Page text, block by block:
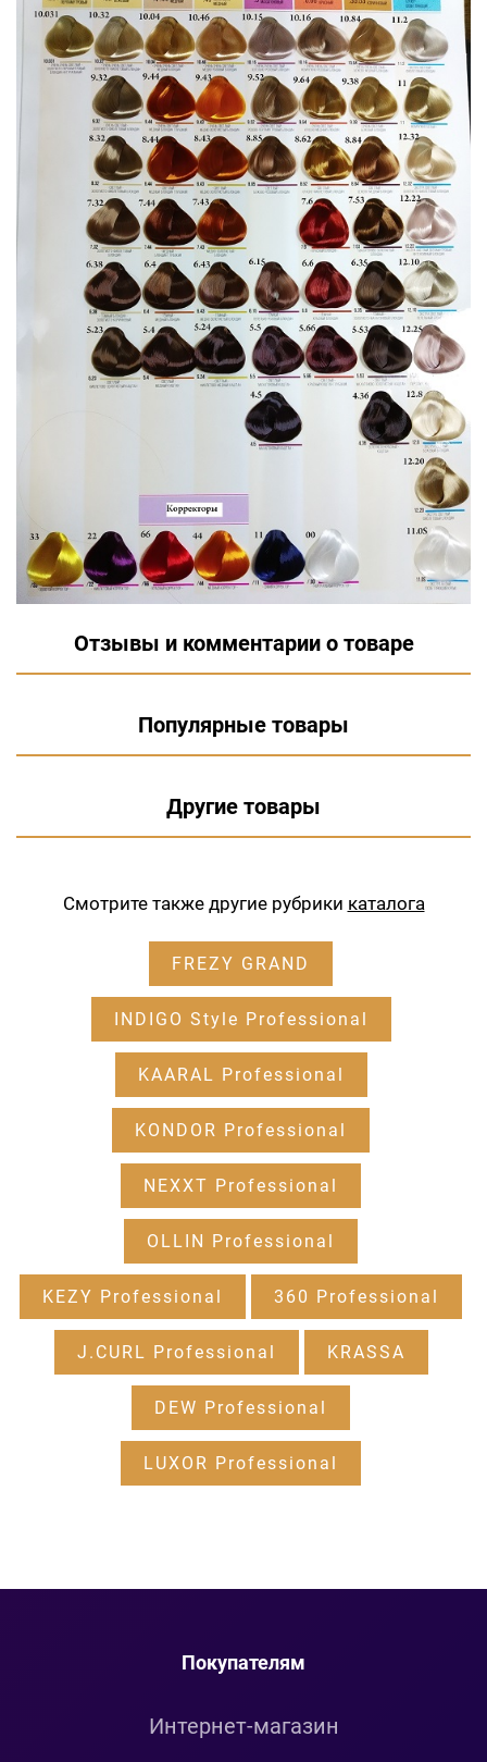
Отзывы и комментарии о товаре
Популярные товары
Другие товары
Смотрите также другие рубрики каталога
FREZY GRAND
INDIGO Style Professional
KAARAL Professional
KONDOR Professional
NEXXT Professional
OLLIN Professional
KEZY Professional 360 Professional
J.CURL Professional KRASSA
DEW Professional
LUXOR Professional
Покупателям
Интернет-магазин